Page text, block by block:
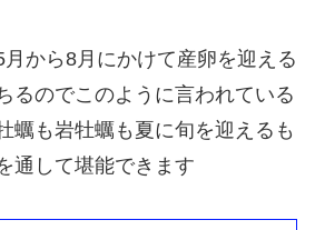
から8月にかけて産卵を迎える
るのでこのように言われている
蠣も岩牡蠣も夏に旬を迎えるも
通して堪能できます